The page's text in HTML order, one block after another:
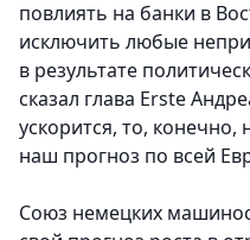
повлиять на банки в
исключить любые
в результате
сказал глава Erste
ускорится, то,
наш прогноз по всей
Союз немецких